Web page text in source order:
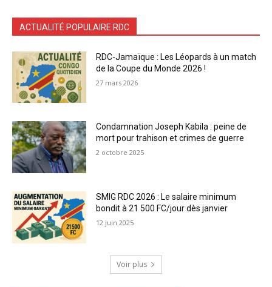
ACTUALITÉ POPULAIRE RDC
RDC-Jamaïque : Les Léopards à un match
de la Coupe du Monde 2026 !
27 mars 2026
Condamnation Joseph Kabila : peine de
mort pour trahison et crimes de guerre
2 octobre 2025
SMIG RDC 2026 : Le salaire minimum
bondit à 21 500 FC/jour dès janvier
12 juin 2025
Voir plus